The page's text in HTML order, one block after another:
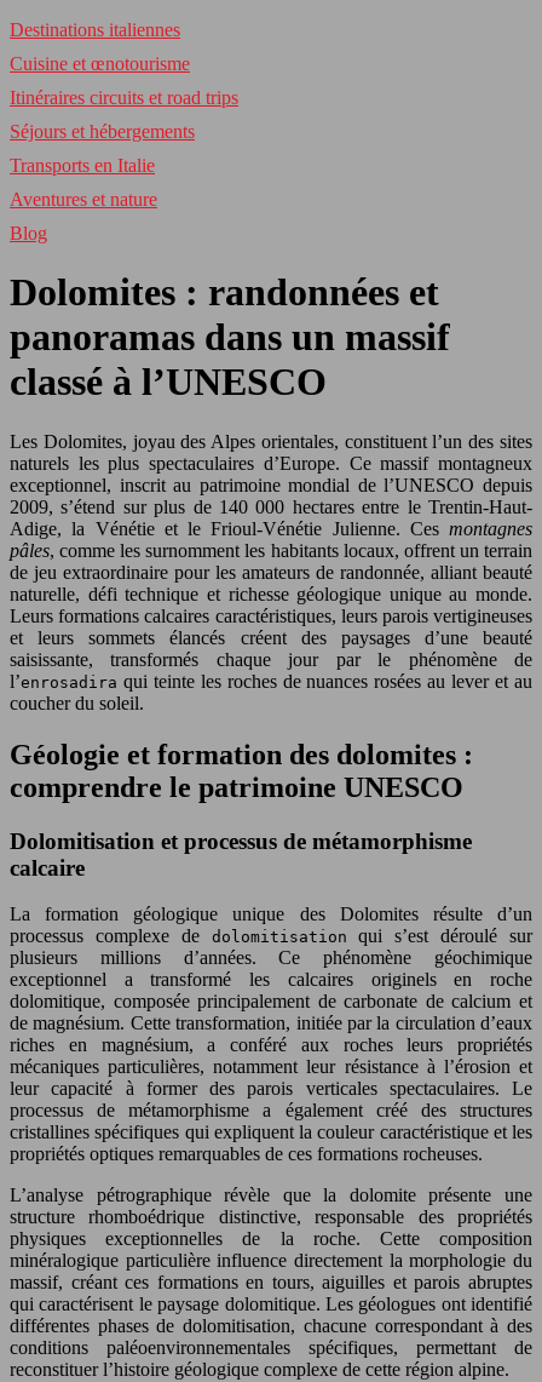
Destinations italiennes
Cuisine et œnotourisme
Itinéraires circuits et road trips
Séjours et hébergements
Transports en Italie
Aventures et nature
Blog
Dolomites : randonnées et
panoramas dans un massif
classé à l’UNESCO
Les Dolomites, joyau des Alpes orientales, constituent l’un des sites
naturels les plus spectaculaires d’Europe. Ce massif montagneux
exceptionnel, inscrit au patrimoine mondial de l’UNESCO depuis
2009, s’étend sur plus de 140 000 hectares entre le Trentin-Haut-
Adige, la Vénétie et le Frioul-Vénétie Julienne. Ces montagnes
pâles, comme les surnomment les habitants locaux, offrent un terrain
de jeu extraordinaire pour les amateurs de randonnée, alliant beauté
naturelle, défi technique et richesse géologique unique au monde.
Leurs formations calcaires caractéristiques, leurs parois vertigineuses
et leurs sommets élancés créent des paysages d’une beauté
saisissante, transformés chaque jour par le phénomène de
l’enrosadira qui teinte les roches de nuances rosées au lever et au
coucher du soleil.
Géologie et formation des dolomites :
comprendre le patrimoine UNESCO
Dolomitisation et processus de métamorphisme
calcaire
La formation géologique unique des Dolomites résulte d’un
processus complexe de dolomitisation
qui s’est déroulé sur
plusieurs millions d’années. Ce phénomène géochimique
exceptionnel a transformé les calcaires originels en roche
dolomitique, composée principalement de carbonate de calcium et
de magnésium. Cette transformation, initiée par la circulation d’eaux
riches en magnésium, a conféré aux roches leurs propriétés
mécaniques particulières, notamment leur résistance à l’érosion et
leur capacité à former des parois verticales spectaculaires. Le
processus de métamorphisme a également créé des structures
cristallines spécifiques qui expliquent la couleur caractéristique et les
propriétés optiques remarquables de ces formations rocheuses.
L’analyse pétrographique révèle que la dolomite présente une
structure rhomboédrique distinctive, responsable des propriétés
physiques exceptionnelles de la roche. Cette composition
minéralogique particulière influence directement la morphologie du
massif, créant ces formations en tours, aiguilles et parois abruptes
qui caractérisent le paysage dolomitique. Les géologues ont identifié
différentes phases de dolomitisation, chacune correspondant à des
conditions paléoenvironnementales spécifiques, permettant de
reconstituer l’histoire géologique complexe de cette région alpine.